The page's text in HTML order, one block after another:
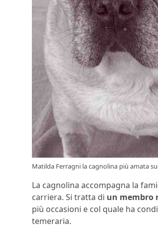
Matilda Ferragni la cagnolina più amata
La cagnolina accompagna la
carriera. Si tratta di un membro
più occasioni e col quale ha
temeraria.